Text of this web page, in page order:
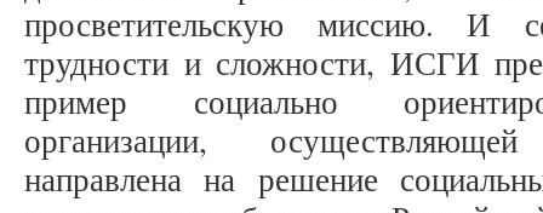
просветительскую миссию. И
трудности и сложности, ИСГИ
пример социально
организации,
направлена на решение